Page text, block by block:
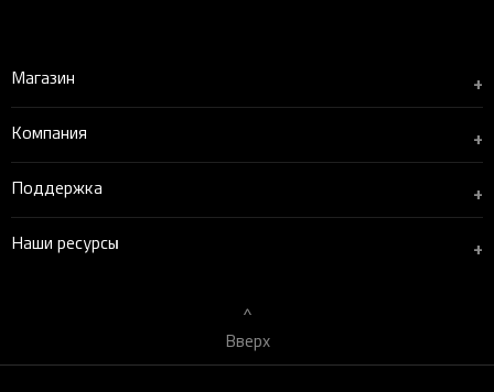
Магазин +
Компания +
Поддержка +
Наши ресурсы +
Вверх